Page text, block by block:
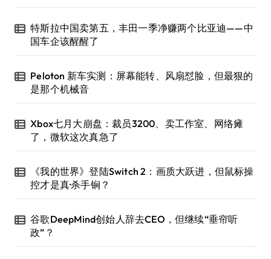
特斯拉中国卖第五，丰田一季净赚两个比亚迪——中
国车企该醒醒了
Peloton 新车实测：屏幕能转、风扇怼脸，但最狠的
是那个机械音
Xbox七月大崩盘：裁员3200、卖工作室、网络瘫
了，微软这次真急了
《我的世界》登陆Switch 2：画质大跃进，但鼠标操
控才是真·杀手锏？
谷歌DeepMind创始人辞去CEO，但继续“垂帘听
政”？